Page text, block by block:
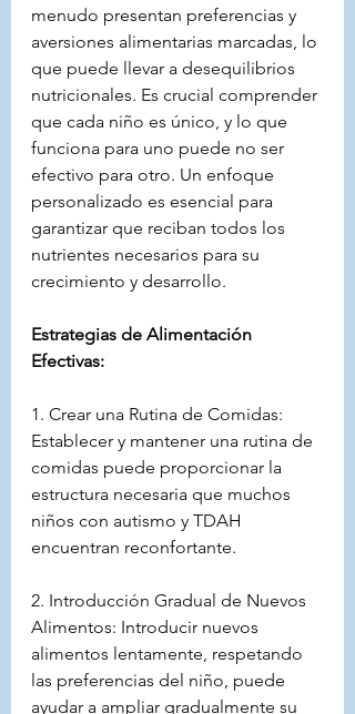
menudo presentan preferencias y
aversiones alimentarias marcadas, lo
que puede llevar a desequilibrios
nutricionales. Es crucial comprender
que cada niño es único, y lo que
funciona para uno puede no ser
efectivo para otro. Un enfoque
personalizado es esencial para
garantizar que reciban todos los
nutrientes necesarios para su
crecimiento y desarrollo.
Estrategias de Alimentación
Efectivas:
1. Crear una Rutina de Comidas:
Establecer y mantener una rutina de
comidas puede proporcionar la
estructura necesaria que muchos
niños con autismo y TDAH
encuentran reconfortante.
2. Introducción Gradual de Nuevos
Alimentos: Introducir nuevos
alimentos lentamente, respetando
las preferencias del niño, puede
ayudar a ampliar gradualmente su